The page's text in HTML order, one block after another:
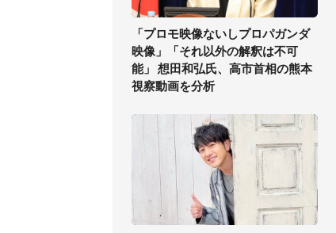
「プロモ映像ないしプロパガンダ
映像」「それ以外の解釈は不可
能」 想田和弘氏、高市首相の熊本
視察動画を分析